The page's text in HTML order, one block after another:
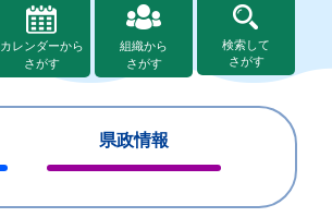
カレンダーから
さがす
組織から
さがす
検索して
さがす
県政情報
じ